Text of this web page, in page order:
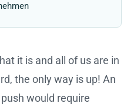
it is and all of us are in
the only way is up! An
would require